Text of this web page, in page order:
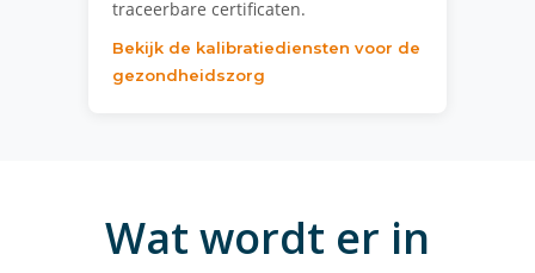
traceerbare certificaten.
Bekijk de kalibratiediensten voor de
gezondheidszorg
Wat wordt er in